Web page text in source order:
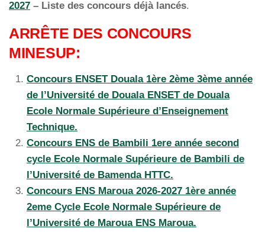
2027 – Liste des concours déjà lancés.
ARRÊTE DES CONCOURS
MINESUP:
Concours ENSET Douala 1ère 2ème 3ème année
de l’Université de Douala ENSET de Douala
Ecole Normale Supérieure d’Enseignement
Technique.
Concours ENS de Bambili 1ere année second
cycle Ecole Normale Supérieure de Bambili de
l’Université de Bamenda HTTC.
Concours ENS Maroua 2026-2027 1ère année
2eme Cycle Ecole Normale Supérieure de
l’Université de Maroua ENS Maroua.